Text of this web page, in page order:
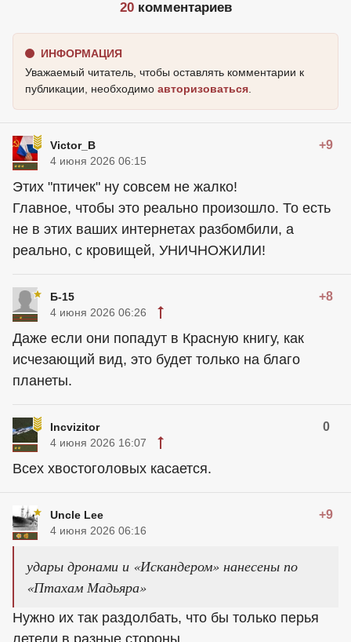
20комментариев
ИНФОРМАЦИЯ
Уважаемый читатель, чтобы оставлять комментарии к
публикации, необходимо авторизоваться
Victor_B +9
4 июня 2026 06:15
Этих "птичек" ну совсем не жалко!
Главное, чтобы это реально произошло. То есть
не в этих ваших интернетах разбомбили, а
реально, с кровищей, УНИЧНОЖИЛИ!
Б-15 +8
4 июня 2026 06:26
Даже если они попадут в Красную книгу, как
исчезающий вид, это будет только на благо
планеты.
Incvizitor 0
4 июня 2026 16:07
Всех хвостоголовых касается.
Uncle Lee +9
4 июня 2026 06:16
удары дронами и «Искандером» нанесены по
«Птахам Мадьяра»
Нужно их так раздолбать, что бы только перья